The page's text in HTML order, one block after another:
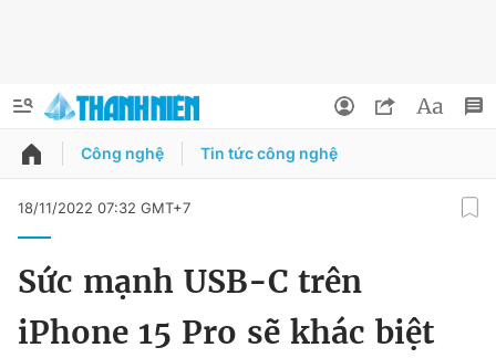
QUẢNG CÁO ĐẶT BÁO
Đổi mật khẩu
Tin đã lưu
Công nghệ Tin tức công nghệ
18/11/2022 07:32 GMT+7
Sức mạnh USB-C trên
iPhone 15 Pro sẽ khác biệt